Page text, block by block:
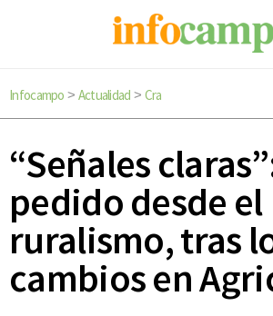
Infocampo > Actualidad > Cra
“Señales
pedido desde el
ruralismo, tras
cambios en